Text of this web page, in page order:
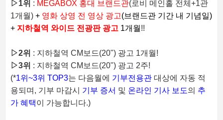
▷1위 : MEGABOX 홍대 브랜드관(로비 메인홀 전체+1관
1개월) + 영화 상영 전 영상 광고(브랜드관 기간 내 기념일)
+ 지하철역 와이드 전광판 광고 1개월!!
▷2위 : 지하철역 CM보드(20") 광고 1개월!
▷3위 : 지하철역 CM보드(20") 광고 2주!
(*1위~3위 TOP3는 다음월에 기부전용관 대상에 자동 적
용되며, 기부 마감시 기부 증서 및 온라인 기사 보도의 추
가 혜택이 가능합니다.)